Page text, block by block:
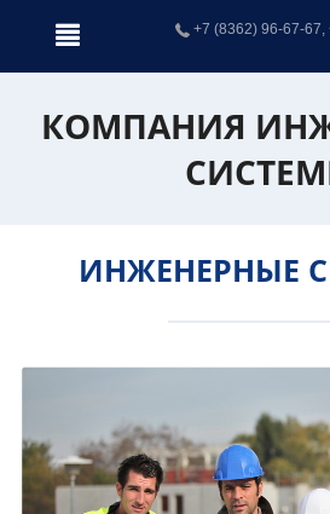
+7 (8362) 96-67-67,
КОМПАНИЯ
ИНЖЕНЕРНЫЕ